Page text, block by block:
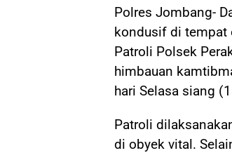
Polres Jombang-
kondusif di tempat
Patroli Polsek
himbauan
hari Selasa siang
Patroli
di obyek vital.